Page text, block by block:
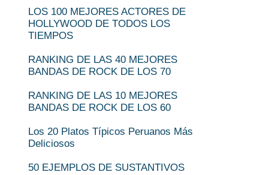
LOS 100 MEJORES ACTORES DE
HOLLYWOOD DE TODOS LOS
TIEMPOS
RANKING DE LAS 40 MEJORES
BANDAS DE ROCK DE LOS 70
RANKING DE LAS 10 MEJORES
BANDAS DE ROCK DE LOS 60
Los 20 Platos Típicos Peruanos Más
Deliciosos
50 EJEMPLOS DE SUSTANTIVOS